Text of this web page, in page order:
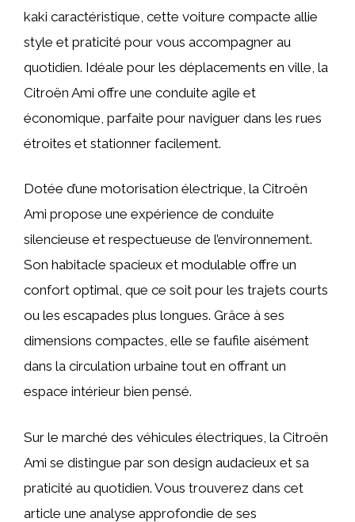
kaki caractéristique, cette voiture compacte allie
style et praticité pour vous accompagner au
quotidien. Idéale pour les déplacements en ville, la
Citroën Ami offre une conduite agile et
économique, parfaite pour naviguer dans les rues
étroites et stationner facilement.
Dotée d’une motorisation électrique, la Citroën
Ami propose une expérience de conduite
silencieuse et respectueuse de l’environnement.
Son habitacle spacieux et modulable offre un
confort optimal, que ce soit pour les trajets courts
ou les escapades plus longues. Grâce à ses
dimensions compactes, elle se faufile aisément
dans la circulation urbaine tout en offrant un
espace intérieur bien pensé.
Sur le marché des véhicules électriques, la Citroën
Ami se distingue par son design audacieux et sa
praticité au quotidien. Vous trouverez dans cet
article une analyse approfondie de ses